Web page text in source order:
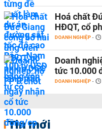
Hoá chất
HĐQT, cổ
DOANH NGHIỆP -
Doanh
tức 10.000
DOANH NGHIỆP -
Tin mới